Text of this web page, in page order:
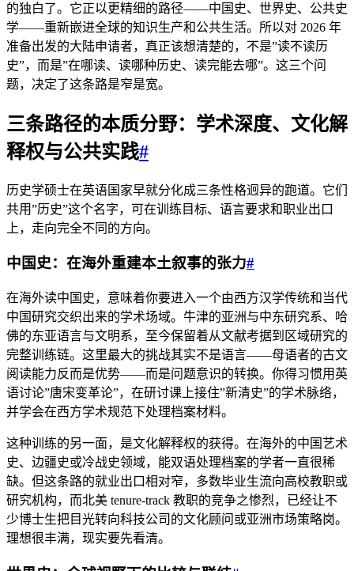
的独白了。它正以更精细的路径——中国史、世界史、公共史
学——重新嵌进全球的知识生产和公共生活。所以对 2026 年
准备出发的大陆申请者，真正该想清楚的，不是”读不读历
史”，而是”在哪读、读哪种历史、读完能去哪”。这三个问
题，决定了这条路是窄是宽。
三条路径的本质分野：学术深度、文化解
释权与公共实践#
历史学硕士在英语国家早就分化成三条性格迥异的跑道。它们
共用”历史”这个名字，可在训练目标、语言要求和职业出口
上，走向完全不同的方向。
中国史：在海外重建本土叙事的张力#
在海外读中国史，意味着你要进入一个由西方汉学传统和当代
中国研究交织出来的学术场域。牛津的亚洲与中东研究系、哈
佛的东亚语言与文明系，至今保留着从文献考据到区域研究的
完整训练链。这里最大的挑战其实不是语言——母语者的古文
阅读能力反而是优势——而是问题意识的转换。你得习惯用英
语讨论”唐宋变革论”，在研讨课上接住”新清史”的学术脉络，
并学会在西方学术规范下处理档案材料。
这种训练的另一面，是文化解释权的获得。在海外的中国艺术
史、边疆史或冷战史领域，能双语处理档案的学者一直很稀
缺。但这条路的就业出口相对窄，多数毕业生流向高校教职或
研究机构，而北美 tenure-track 教职的竞争之惨烈，已经让不
少博士生把目光转向科技公司的文化顾问或亚洲市场策略岗。
理想很丰满，现实要先看清。